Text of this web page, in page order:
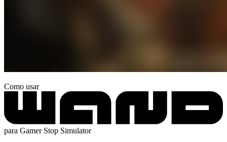
Como usar
para Gamer Stop Simulator